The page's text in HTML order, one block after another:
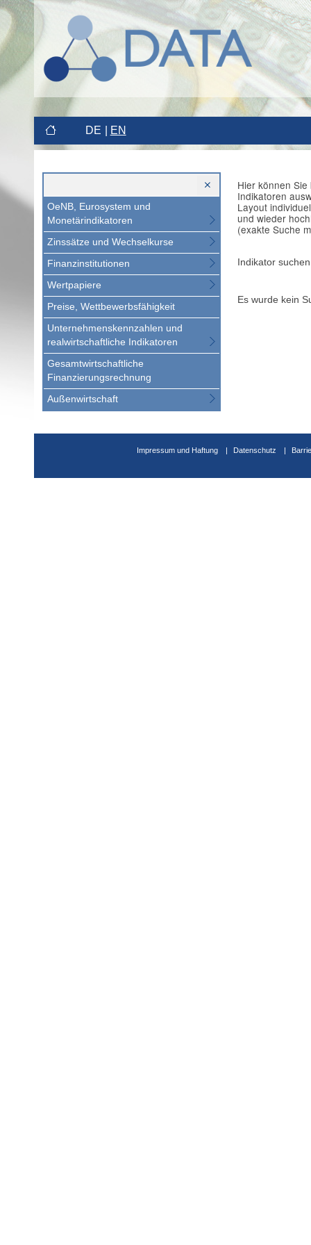
DE EN
OeNB, Eurosystem und
Monetärindikatoren
Zinssätze und Wechselkurse
Finanzinstitutionen
Wertpapiere
Preise, Wettbewerbsfähigkeit
Unternehmenskennzahlen und
realwirtschaftliche Indikatoren
Gesamtwirtschaftliche
Finanzierungsrechnung
Außenwirtschaft
Hier können
Indikatoren
Layout
und wieder
(exakte Suche
Indikator suchen
Es wurde kein
Impressum und Haftung Datenschutz